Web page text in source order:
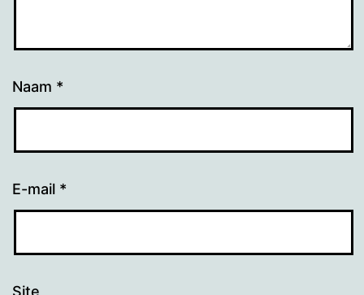
Naam *
E-mail *
Site